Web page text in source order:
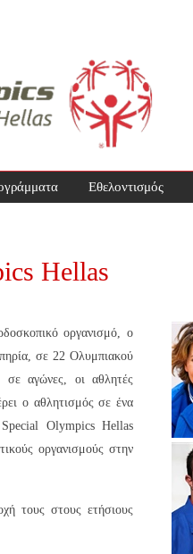
Εθελοντισμός
Hellas
οργανισμό, ο
σε 22 Ολυμπιακού
αγώνες, οι αθλητές
ο αθλητισμός σε ένα
Special Olympics Hellas
οργανισμούς στην
τους στους ετήσιους